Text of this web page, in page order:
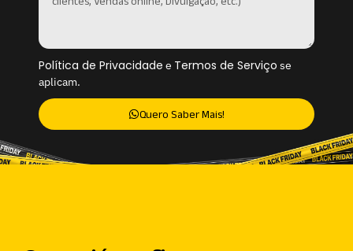
Política de Privacidade e Termos de Serviço se
aplicam.
Quero Saber Mais!